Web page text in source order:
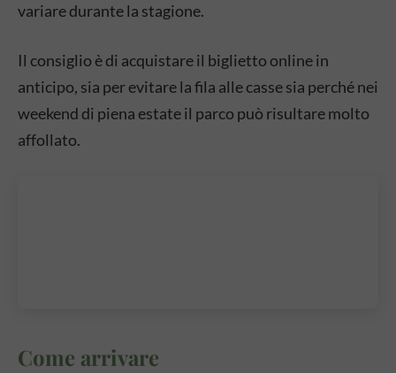
variare durante la stagione.
Il consiglio è di acquistare il biglietto online in
anticipo, sia per evitare la fila alle casse sia perché nei
weekend di piena estate il parco può risultare molto
affollato.
Come arrivare